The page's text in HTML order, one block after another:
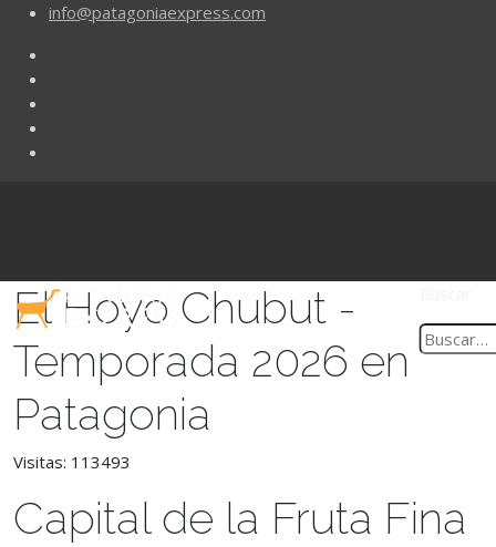
info@patagoniaexpress.com
El Hoyo Chubut -
Temporada 2026 en
Patagonia
Visitas: 113493
Capital de la Fruta Fina